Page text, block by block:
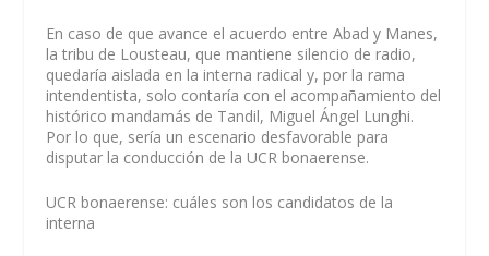
En caso de que avance el acuerdo entre Abad y Manes,
la tribu de Lousteau, que mantiene silencio de radio,
quedaría aislada en la interna radical y, por la rama
intendentista, solo contaría con el acompañamiento del
histórico mandamás de Tandil, Miguel Ángel Lunghi.
Por lo que, sería un escenario desfavorable para
disputar la conducción de la UCR bonaerense.
UCR bonaerense: cuáles son los candidatos de la
interna